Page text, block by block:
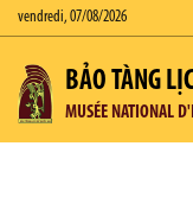
vendredi, 07/08/2026
BẢO TÀNG
MUSÉE NATIONAL